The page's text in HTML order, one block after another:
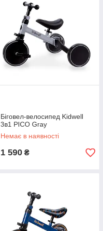
Біговел-велосипед Kidwell
3в1 PICO Gray
Немає в наявності
1 590 ₴